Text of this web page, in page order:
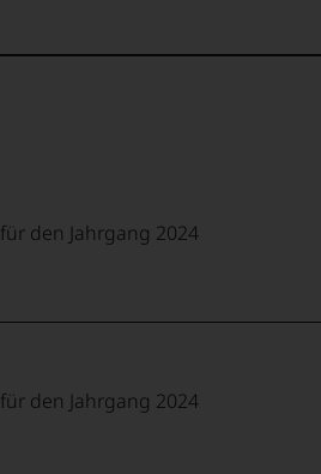
für den Jahrgang 2024
für den Jahrgang 2024